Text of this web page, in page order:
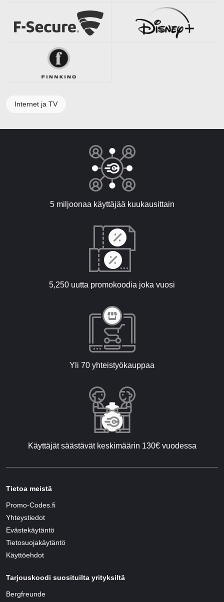
Internet ja TV
5 miljoonaa käyttäjää kuukausittain
5,250 uutta promokoodia joka vuosi
Yli 70 yhteistyökauppaa
Käyttäjät säästävät keskimäärin 130€ vuodessa
Tietoa meistä
Promo-Codes.fi
Yhteystiedot
Evästekäytäntö
Tietosuojakäytäntö
Käyttöehdot
Tarjouskoodi suosituilta yrityksiltä
Bergfreunde